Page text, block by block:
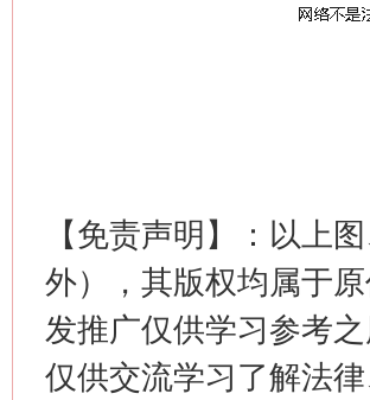
【免责声明】：以上
外），其版权均属于
发推广仅供学习参考
仅供交流学习了解法